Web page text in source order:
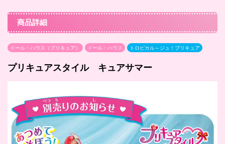
商品詳細
ドール・ハウス（プリキュア） ドール・ハウス トロピカル～ジュ！プリキュア
プリキュアスタイル キュアサマー